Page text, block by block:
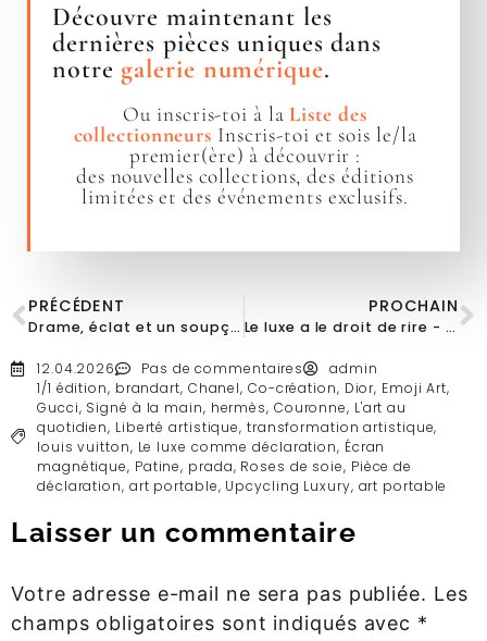
Découvre maintenant les
dernières pièces uniques dans
notre galerie numérique.
Ou inscris-toi à la Liste des
collectionneurs Inscris-toi et sois le/la
premier(ère) à découvrir :
des nouvelles collections, des éditions
limitées et des événements exclusifs.
PRÉCÉDENT
Drame, éclat et un soupçon de mystère
PROCHAIN
Le luxe a le droit de rire - un manifeste en rouge
12.04.2026 Pas de commentaires
admin
1/1 édition, brandart, Chanel, Co-création, Dior, Emoji Art,
Gucci, Signé à la main, hermès, Couronne, L'art au
quotidien, Liberté artistique, transformation artistique,
louis vuitton, Le luxe comme déclaration, Écran
magnétique, Patine, prada, Roses de soie, Pièce de
déclaration, art portable, Upcycling Luxury, art portable
Laisser un commentaire
Votre adresse e-mail ne sera pas publiée. Les
champs obligatoires sont indiqués avec *